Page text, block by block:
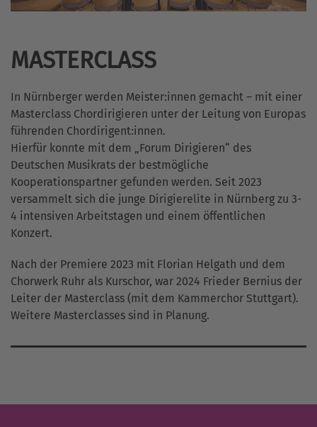
MASTERCLASS
In Nürnberger werden Meister:innen gemacht – mit einer
Masterclass Chordirigieren unter der Leitung von Europas
führenden Chordirigent:innen.
Hierfür konnte mit dem „Forum Dirigieren“ des
Deutschen Musikrats der bestmögliche
Kooperationspartner gefunden werden. Seit 2023
versammelt sich die junge Dirigierelite in Nürnberg zu 3-
4 intensiven Arbeitstagen und einem öffentlichen
Konzert.
Nach der Premiere 2023 mit Florian Helgath und dem
Chorwerk Ruhr als Kurschor, war 2024 Frieder Bernius der
Leiter der Masterclass (mit dem Kammerchor Stuttgart).
Weitere Masterclasses sind in Planung.